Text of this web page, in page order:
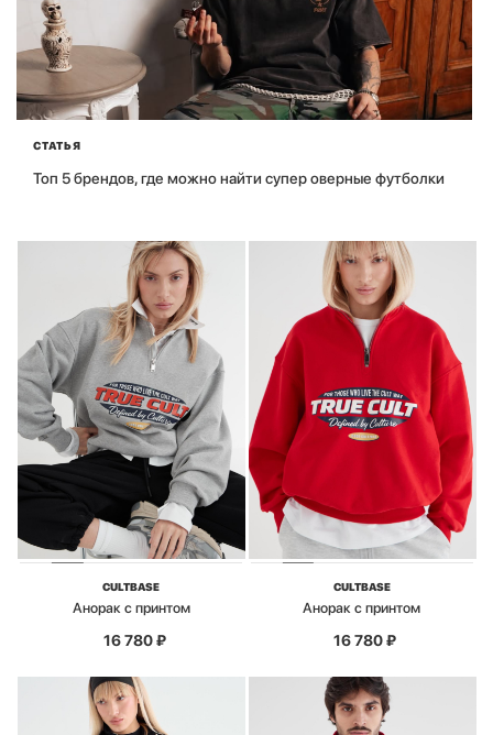
СТАТЬЯ
Топ 5 брендов, где можно найти супер оверные футболки
CULTBASE
Анорак с принтом
16 780₽
CULTBASE
Анорак с принтом
16 780₽